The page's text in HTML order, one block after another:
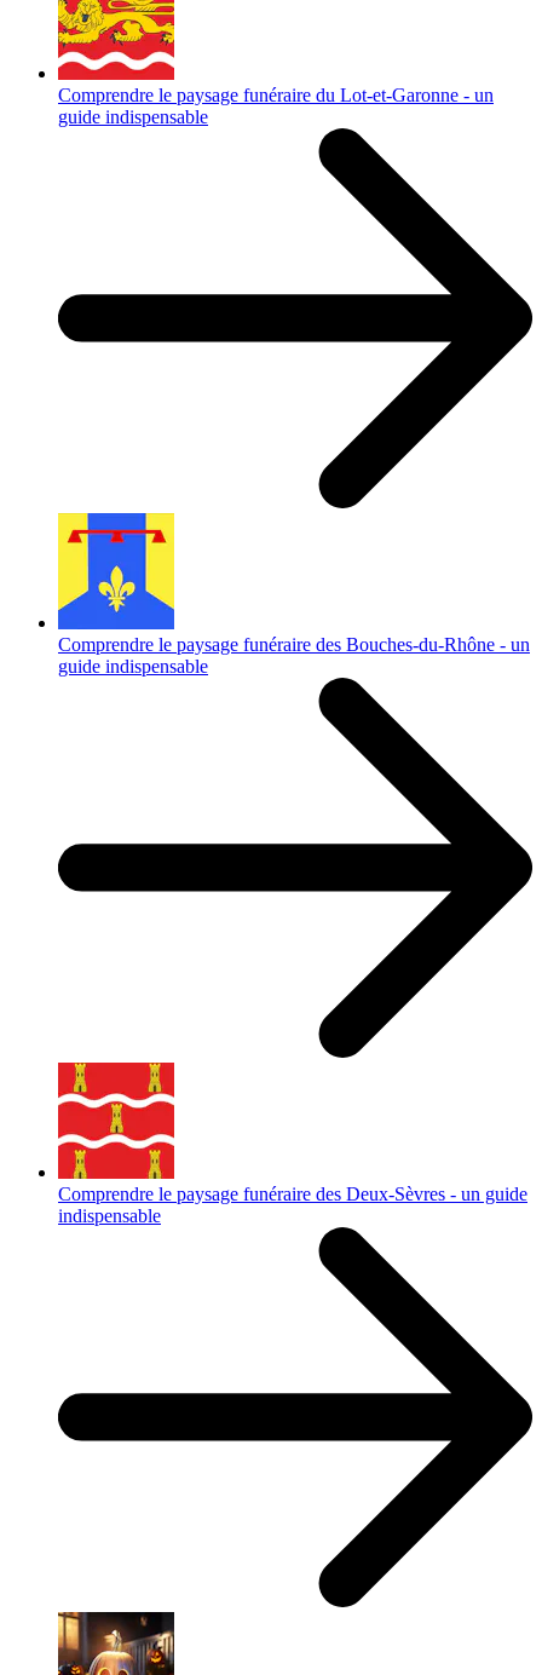
Comprendre le paysage funéraire du Lot-et-Garonne - un
guide indispensable
Comprendre le paysage funéraire des Bouches-du-Rhône - un
guide indispensable
Comprendre le paysage funéraire des Deux-Sèvres - un guide
indispensable